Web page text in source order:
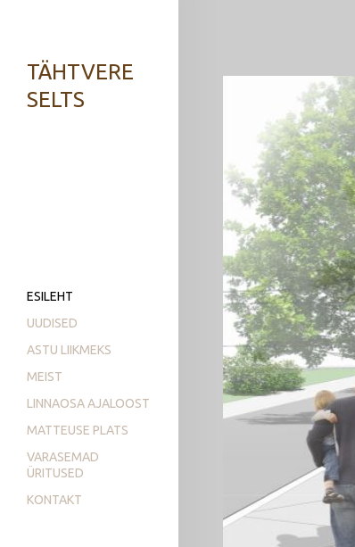
TÄHTVERE
SELTS
ESILEHT
UUDISED
ASTU LIIKMEKS
MEIST
LINNAOSA AJALOOST
MATTEUSE PLATS
VARASEMAD
ÜRITUSED
KONTAKT